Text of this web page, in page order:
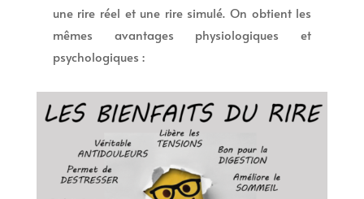
une rire réel et une rire simulé. On obtient les
mêmes avantages physiologiques et
psychologiques :